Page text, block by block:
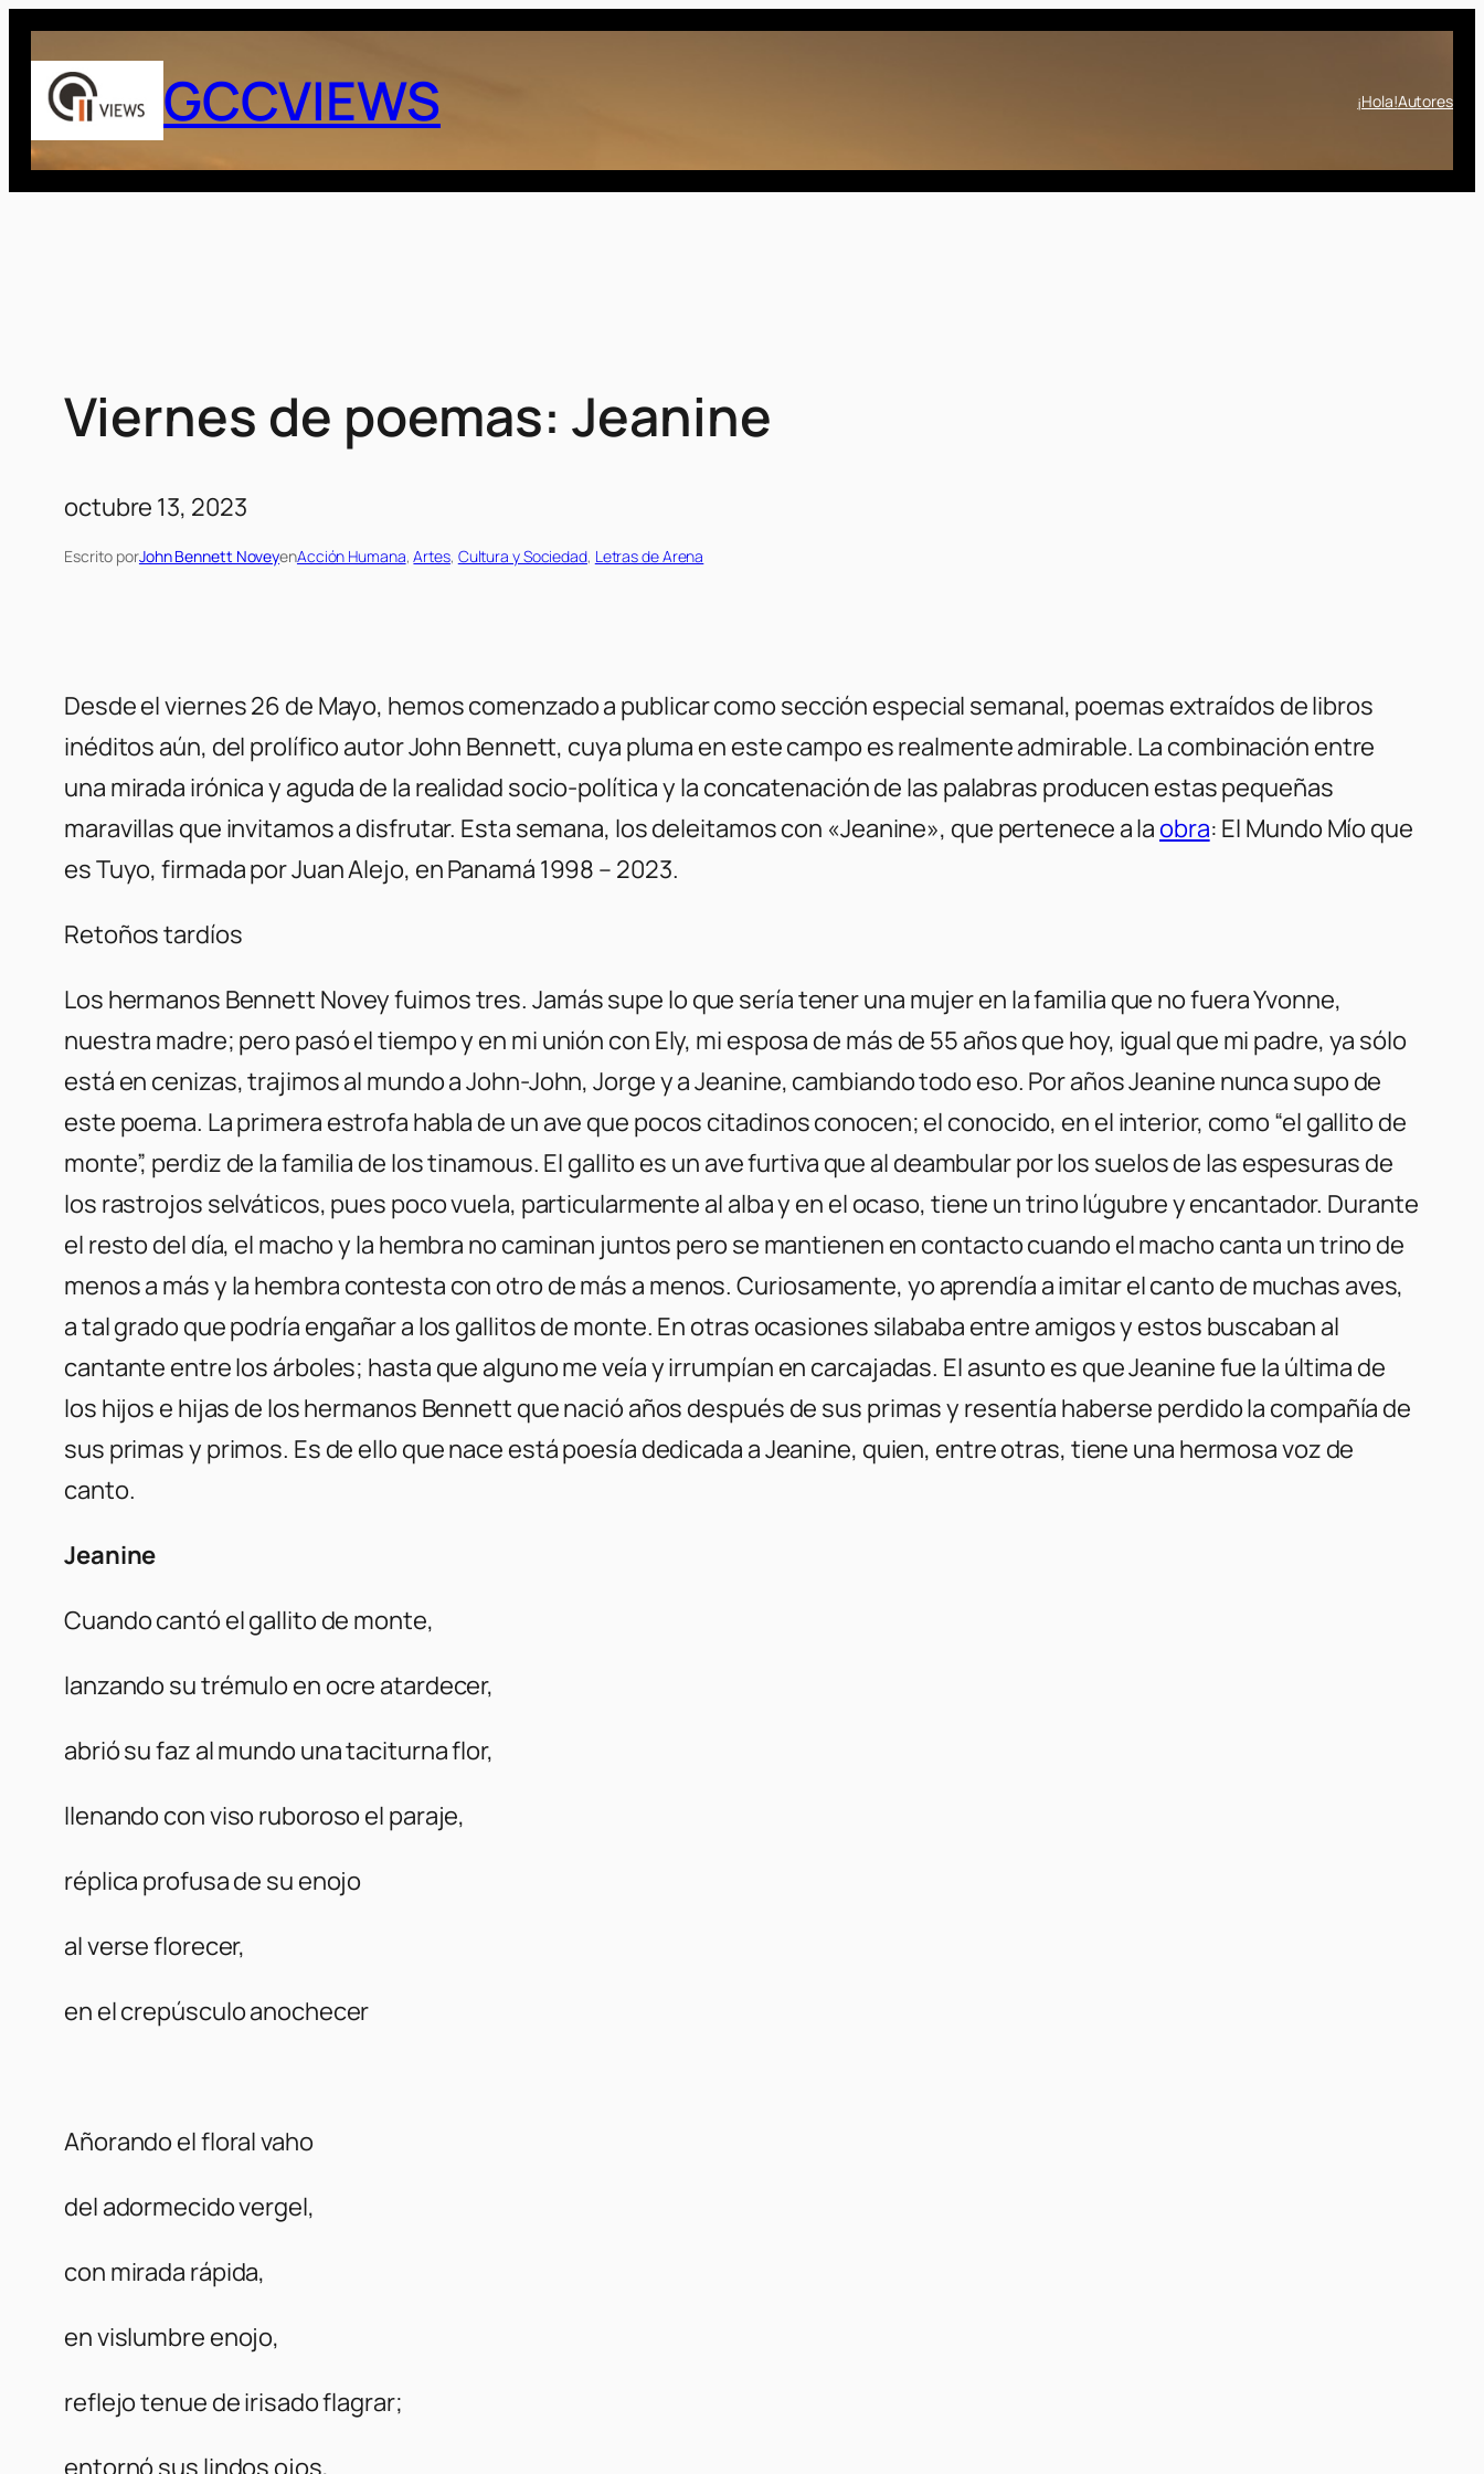
Saltar
contenido
GCCVIEWS ¡Hola!Autores
Viernes de poemas: Jeanine
octubre 13, 2023
Escrito porJohn Bennett NoveyenAcción Humana, Artes, Cultura y Sociedad, Letras de Arena
Desde el viernes 26 de Mayo, hemos comenzado a publicar como sección especial semanal, poemas extraídos de libros
inéditos aún, del prolífico autor John Bennett, cuya pluma en este campo es realmente admirable. La combinación entre
una mirada irónica y aguda de la realidad socio-política y la concatenación de las palabras producen estas pequeñas
maravillas que invitamos a disfrutar. Esta semana, los deleitamos con «Jeanine», que pertenece a la obra: El Mundo Mío que
es Tuyo, firmada por Juan Alejo, en Panamá 1998 – 2023.
Retoños tardíos
Los hermanos Bennett Novey fuimos tres. Jamás supe lo que sería tener una mujer en la familia que no fuera Yvonne,
nuestra madre; pero pasó el tiempo y en mi unión con Ely, mi esposa de más de 55 años que hoy, igual que mi padre, ya sólo
está en cenizas, trajimos al mundo a John-John, Jorge y a Jeanine, cambiando todo eso. Por años Jeanine nunca supo de
este poema. La primera estrofa habla de un ave que pocos citadinos conocen; el conocido, en el interior, como “el gallito de
monte”, perdiz de la familia de los tinamous. El gallito es un ave furtiva que al deambular por los suelos de las espesuras de
los rastrojos selváticos, pues poco vuela, particularmente al alba y en el ocaso, tiene un trino lúgubre y encantador. Durante
el resto del día, el macho y la hembra no caminan juntos pero se mantienen en contacto cuando el macho canta un trino de
menos a más y la hembra contesta con otro de más a menos. Curiosamente, yo aprendía a imitar el canto de muchas aves,
a tal grado que podría engañar a los gallitos de monte. En otras ocasiones silababa entre amigos y estos buscaban al
cantante entre los árboles; hasta que alguno me veía y irrumpían en carcajadas. El asunto es que Jeanine fue la última de
los hijos e hijas de los hermanos Bennett que nació años después de sus primas y resentía haberse perdido la compañía de
sus primas y primos. Es de ello que nace está poesía dedicada a Jeanine, quien, entre otras, tiene una hermosa voz de
canto.
Jeanine
Cuando cantó el gallito de monte,
lanzando su trémulo en ocre atardecer,
abrió su faz al mundo una taciturna flor,
llenando con viso ruboroso el paraje,
réplica profusa de su enojo
al verse florecer,
en el crepúsculo anochecer
Añorando el floral vaho
del adormecido vergel,
con mirada rápida,
en vislumbre enojo,
reflejo tenue de irisado flagrar;
entornó sus lindos ojos,